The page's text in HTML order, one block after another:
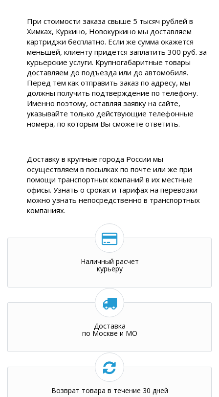
При стоимости заказа свыше 5 тысяч рублей в
Химках, Куркино, Новокуркино мы доставляем
картриджи бесплатно. Если же сумма окажется
меньшей, клиенту придется заплатить 300 руб. за
курьерские услуги. Крупногабаритные товары
доставляем до подъезда или до автомобиля.
Перед тем как отправить заказ по адресу, мы
должны получить подтверждение по телефону.
Именно поэтому, оставляя заявку на сайте,
указывайте только действующие телефонные
номера, по которым Вы сможете ответить.
Доставку в крупные города России мы
осуществляем в посылках по почте или же при
помощи транспортных компаний в их местные
офисы. Узнать о сроках и тарифах на перевозки
можно узнать непосредственно в транспортных
компаниях.
Наличный расчет
курьеру
Доставка
по Москве и МО
Возврат товара в течение 30 дней